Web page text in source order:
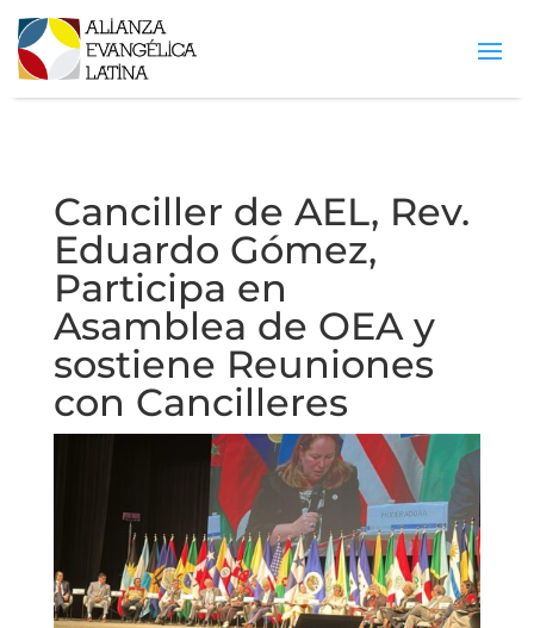
Canciller de AEL, Rev.
Eduardo Gómez,
Participa en
Asamblea de OEA y
sostiene Reuniones
con Cancilleres